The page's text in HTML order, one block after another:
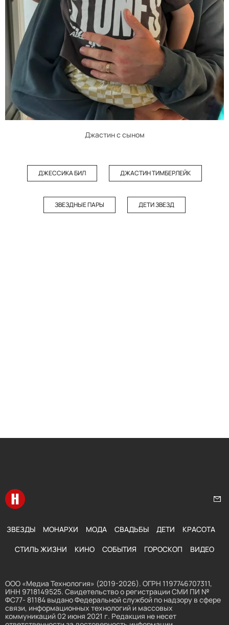
Джастин с сыном
ДЖЕССИКА БИЛ ДЖАСТИН ТИМБЕРЛЕЙК
ЗВЕЗДНЫЕ ПАРЫ ДЕТИ ЗВЕЗД
Перейти на главную
ЗВЕЗДЫ МОНАРХИ МОДА СВАДЬБЫ ДЕТИ КРАСОТА
СТИЛЬ ЖИЗНИ КИНО СОБЫТИЯ ГОРОСКОП ВИДЕО
ООО «Медиа Технология» (2019-2026). ОГРН 1197746707311,
ИНН 9718149525. Свидетельство о регистрации СМИ ПИ №
ФС77- 81184 выдано Федеральной службой по надзору в сфере
связи, информационных технологий и массовых
коммуникаций 02 июня 2021 г. Редакция не несет